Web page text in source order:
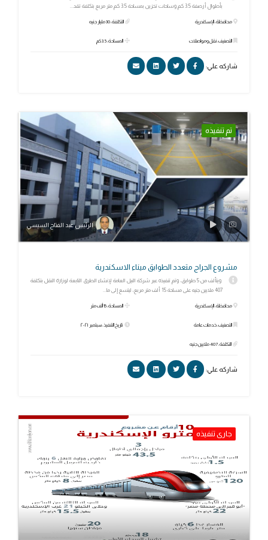
بأطوال أرصفة 3.5 كم وساحات تخزين بمساحة 3.5 كم متر مربع بتكلفة تقد...
محافظة: الإسكندرية
التصنيف: نقل ومواصلات
التكلفة: 30 مليار جنيه
المساحة: 3.5 كم
شاركه علي:
تم تنفيذه
الرئيس عبد الفتاح السيسي
مشروع الجراج متعدد الطوابق ميناء الاسكندرية
ويتألف من 5 طوابق، وتم تنفيذه عبر شركة النيل العامة لإنشاء الطرق التابعة لوزارة النقل بتكلفة
407 ملايين جنيه على مساحة 15 ألف متر مربع، ليتسع إلى ما...
محافظة: الإسكندرية
التصنيف: خدمات عامة
التكلفة: 407 ملايين جنيه
المساحة: 15 ألف متر
تاريخ التنفيذ: سبتمبر ٢٠٢١
شاركه علي:
جارى تنفيذه